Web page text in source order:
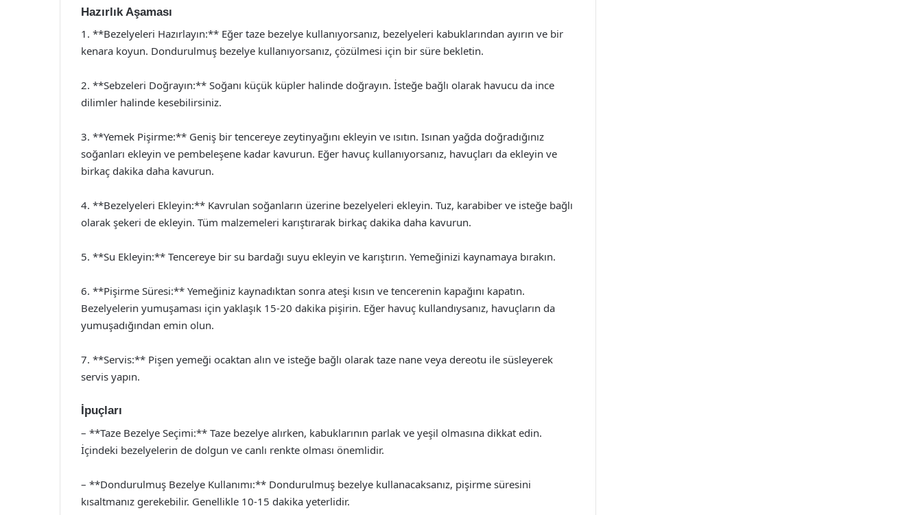
Hazırlık Aşaması
1. **Bezelyeleri Hazırlayın:** Eğer taze bezelye kullanıyorsanız, bezelyeleri kabuklarından ayırın ve bir
kenara koyun. Dondurulmuş bezelye kullanıyorsanız, çözülmesi için bir süre bekletin.
2. **Sebzeleri Doğrayın:** Soğanı küçük küpler halinde doğrayın. İsteğe bağlı olarak havucu da ince
dilimler halinde kesebilirsiniz.
3. **Yemek Pişirme:** Geniş bir tencereye zeytinyağını ekleyin ve ısıtın. Isınan yağda doğradığınız
soğanları ekleyin ve pembeleşene kadar kavurun. Eğer havuç kullanıyorsanız, havuçları da ekleyin ve
birkaç dakika daha kavurun.
4. **Bezelyeleri Ekleyin:** Kavrulan soğanların üzerine bezelyeleri ekleyin. Tuz, karabiber ve isteğe bağlı
olarak şekeri de ekleyin. Tüm malzemeleri karıştırarak birkaç dakika daha kavurun.
5. **Su Ekleyin:** Tencereye bir su bardağı suyu ekleyin ve karıştırın. Yemeğinizi kaynamaya bırakın.
6. **Pişirme Süresi:** Yemeğiniz kaynadıktan sonra ateşi kısın ve tencerenin kapağını kapatın.
Bezelyelerin yumuşaması için yaklaşık 15-20 dakika pişirin. Eğer havuç kullandıysanız, havuçların da
yumuşadığından emin olun.
7. **Servis:** Pişen yemeği ocaktan alın ve isteğe bağlı olarak taze nane veya dereotu ile süsleyerek
servis yapın.
İpuçları
– **Taze Bezelye Seçimi:** Taze bezelye alırken, kabuklarının parlak ve yeşil olmasına dikkat edin.
İçindeki bezelyelerin de dolgun ve canlı renkte olması önemlidir.
– **Dondurulmuş Bezelye Kullanımı:** Dondurulmuş bezelye kullanacaksanız, pişirme süresini
kısaltmanız gerekebilir. Genellikle 10-15 dakika yeterlidir.